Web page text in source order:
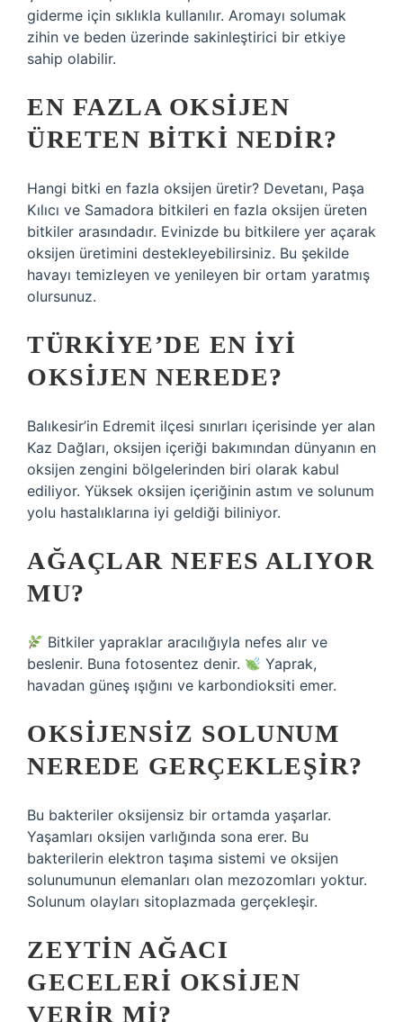
giderme için sıklıkla kullanılır. Aromayı solumak
zihin ve beden üzerinde sakinleştirici bir etkiye
sahip olabilir.
EN FAZLA OKSIJEN
ÜRETEN BITKI NEDIR?
Hangi bitki en fazla oksijen üretir? Devetanı, Paşa
Kılıcı ve Samadora bitkileri en fazla oksijen üreten
bitkiler arasındadır. Evinizde bu bitkilere yer açarak
oksijen üretimini destekleyebilirsiniz. Bu şekilde
havayı temizleyen ve yenileyen bir ortam yaratmış
olursunuz.
TÜRKIYE’DE EN IYI
OKSIJEN NEREDE?
Balıkesir’in Edremit ilçesi sınırları içerisinde yer alan
Kaz Dağları, oksijen içeriği bakımından dünyanın en
oksijen zengini bölgelerinden biri olarak kabul
ediliyor. Yüksek oksijen içeriğinin astım ve solunum
yolu hastalıklarına iyi geldiği biliniyor.
AĞAÇLAR NEFES ALIYOR
MU?
Bitkiler yapraklar aracılığıyla nefes alır ve
beslenir. Buna fotosentez denir.
Yaprak,
havadan güneş ışığını ve karbondioksiti emer.
OKSIJENSIZ SOLUNUM
NEREDE GERÇEKLEŞIR?
Bu bakteriler oksijensiz bir ortamda yaşarlar.
Yaşamları oksijen varlığında sona erer. Bu
bakterilerin elektron taşıma sistemi ve oksijen
solunumunun elemanları olan mezozomları yoktur.
Solunum olayları sitoplazmada gerçekleşir.
ZEYTIN AĞACI
GECELERI OKSIJEN
VERIR MI?